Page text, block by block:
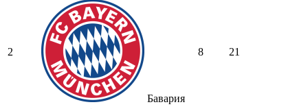
2
Бавария
8 21